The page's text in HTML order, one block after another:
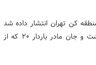
کن تهران انتشار داده شد
که شهید والامقام "مجتبی ملکی" از امدادگران هلال احمر استان تهران در آن عملیات حضور داشت و جان مادر باردار ٢٠ که از